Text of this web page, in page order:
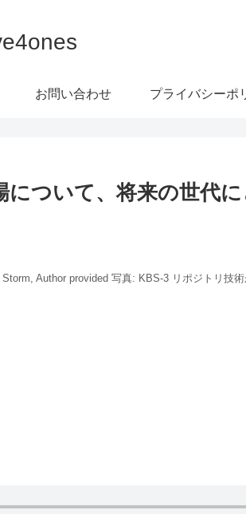
お問い合わせ プライバシーポ
ついて、将来の世代
Author provided 写真: KBS-3 リポジトリ技